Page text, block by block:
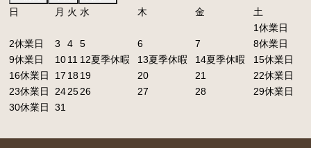
日 月 火 水 木 金
土
1休業日
2休業日 3 4 5 6 7 8休業日
9休業日 1011 12夏季休暇 13夏季休暇 14夏季休暇 15休業日
16休業日 17 1819 20 21 22休業日
23休業日 242526 27 28 29休業日
30休業日 31